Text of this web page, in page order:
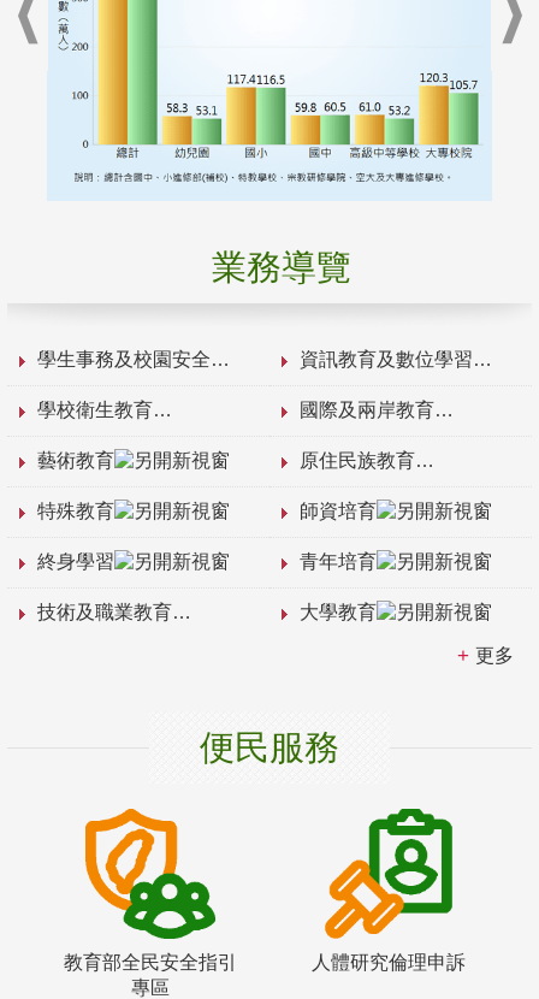
業務導覽
學生事務及校園安全 資訊教育及數位學習
學校衛生教育 國際及兩岸教育
藝術教育 原住民族教育
特殊教育 師資培育
終身學習 青年培育
技術及職業教育 大學教育
更多
便民服務
教育部全民安全指引
專區
人體研究倫理申訴